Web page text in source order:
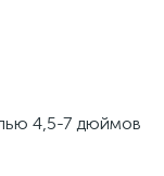
4,5-7 дюймов